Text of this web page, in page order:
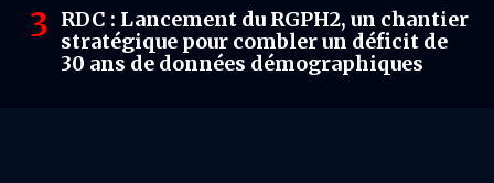
RDC : Lancement du RGPH2, un chantier
stratégique pour combler un déficit de
30 ans de données démographiques